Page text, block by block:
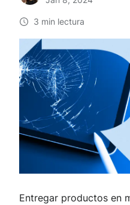
3 min lectura
Entregar productos en